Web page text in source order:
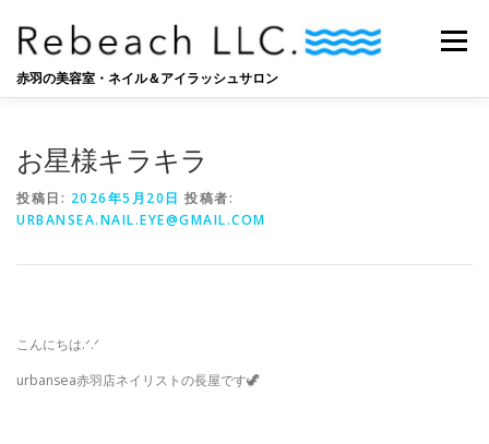
ツ
赤羽の美容室・ネイル＆アイラッシュサロン
メニュー
お星様キラキラ
投稿日: 2026年5月20日 投稿者:
URBANSEA.NAIL.EYE@GMAIL.COM
こんにちは‪.ᐟ‪.ᐟ
urbansea赤羽店ネイリストの長屋です🦖